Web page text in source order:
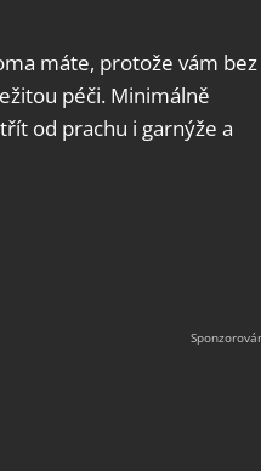
máte, protože vám bez
péči. Minimálně
od prachu i garnýže a